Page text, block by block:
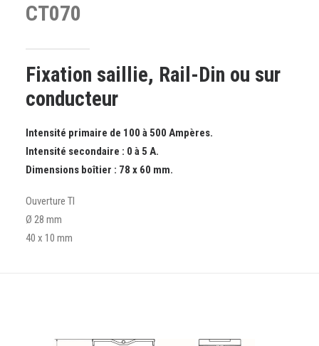
CT070
Fixation saillie, Rail-Din ou sur
conducteur
Intensité primaire de 100 à 500 Ampères.
Intensité secondaire : 0 à 5 A.
Dimensions boîtier : 78 x 60 mm.
Ouverture TI
Ø 28 mm
40 x 10 mm